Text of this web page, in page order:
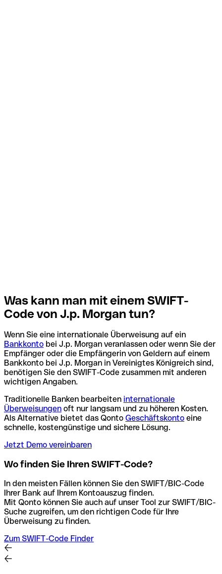
Was kann man mit einem SWIFT-
Code von J.p. Morgan tun?
Wenn Sie eine internationale Überweisung auf ein
Bankkonto bei J.p. Morgan veranlassen oder wenn Sie der
Empfänger oder die Empfängerin von Geldern auf einem
Bankkonto bei J.p. Morgan in Vereinigtes Königreich sind,
benötigen Sie den SWIFT-Code zusammen mit anderen
wichtigen Angaben.
Traditionelle Banken bearbeiten internationale
Überweisungen oft nur langsam und zu höheren Kosten.
Als Alternative bietet das Qonto Geschäftskonto eine
schnelle, kostengünstige und sichere Lösung.
Jetzt Demo vereinbaren
Wo finden Sie Ihren SWIFT-Code?
In den meisten Fällen können Sie den SWIFT/BIC-Code
Ihrer Bank auf Ihrem Kontoauszug finden.
Mit Qonto können Sie auch auf unser Tool zur SWIFT/BIC-
Suche zugreifen, um den richtigen Code für Ihre
Überweisung zu finden.
Zum SWIFT-Code Finder